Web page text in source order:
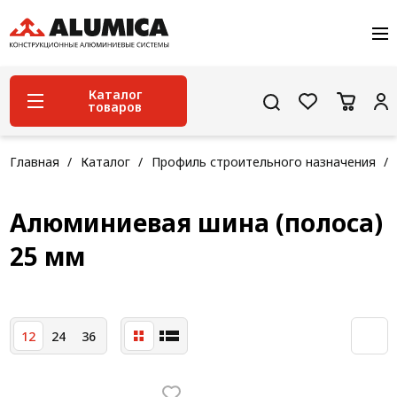
О компании
Услуги
Сервис и поддержка
Проекты
Контакты
Каталог
товаров
Система конструкционного алюминиевого
профиля
Лестничная система
Главная Каталог Профиль строительного назначения
Алюминиевая шина (полоса)
25 мм
12 24 36